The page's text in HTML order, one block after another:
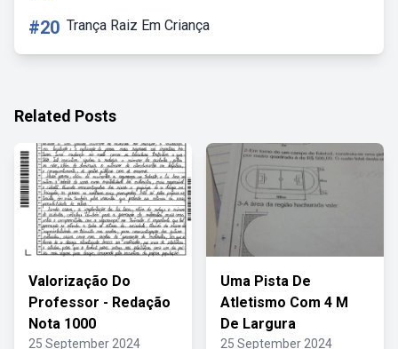
#20 Trança Raiz Em Criança
Related Posts
Valorização Do
Professor - Redação
Nota 1000
25 September 2024
Uma Pista De
Atletismo Com 4 M
De Largura
25 September 2024